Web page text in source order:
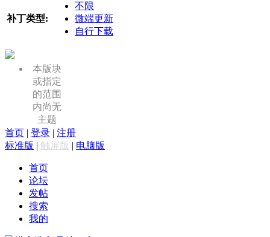
补丁类型:
不限
微端更新
自行下载
本版块
或指定
的范围
内尚无
主题
首页 | 登录 | 注册
标准版 | 触屏版 | 电脑版
首页
论坛
发帖
搜索
我的